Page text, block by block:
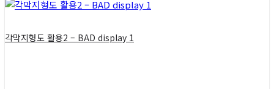
각막지형도 활용2 – BAD display 1